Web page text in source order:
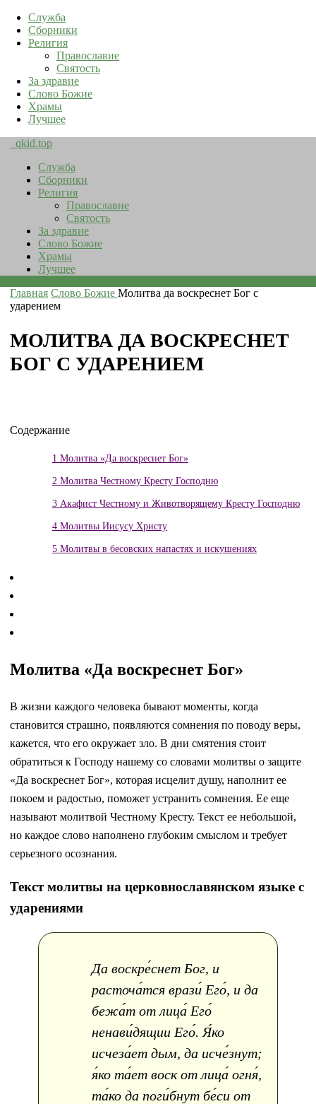
Служба
Сборники
Религия
Православие
Святость
За здравие
Слово Божие
Храмы
Лучшее
qkid.top
Служба
Сборники
Религия
Православие
Святость
За здравие
Слово Божие
Храмы
Лучшее
Главная Слово Божие Молитва да воскреснет Бог с
ударением
МОЛИТВА ДА ВОСКРЕСНЕТ
БОГ С УДАРЕНИЕМ
Содержание
1 Молитва «Да воскреснет Бог»
2 Молитва Честному Кресту Господню
3 Акафист Честному и Животворящему Кресту Господню
4 Молитвы Иисусу Христу
5 Молитвы в бесовских напастях и искушениях
Молитва «Да воскреснет Бог»
В жизни каждого человека бывают моменты, когда
становится страшно, появляются сомнения по поводу веры,
кажется, что его окружает зло. В дни смятения стоит
обратиться к Господу нашему со словами молитвы о защите
«Да воскреснет Бог», которая исцелит душу, наполнит ее
покоем и радостью, поможет устранить сомнения. Ее еще
называют молитвой Честному Кресту. Текст ее небольшой,
но каждое слово наполнено глубоким смыслом и требует
серьезного осознания.
Текст молитвы на церковнославянском языке с
ударениями
Да воскре́снет Бог, и
расточа́тся врази́ Его́, и да
бежа́т от лица́ Его́
ненави́дящии Его́. Я́ко
исчеза́ет дым, да исче́знут;
я́ко та́ет воск от лица́ огня́,
та́ко да поги́бнут бе́си от